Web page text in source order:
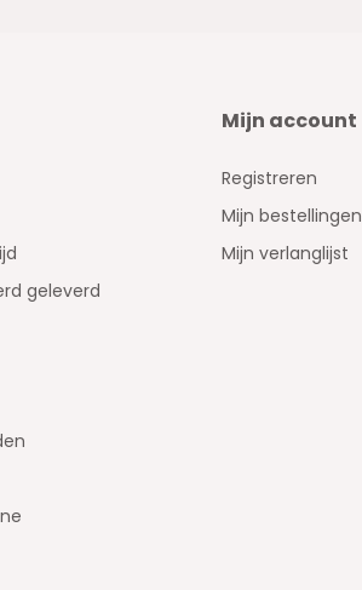
geleverd
Mijn account
Registreren
Mijn bestellingen
Mijn verlanglijst